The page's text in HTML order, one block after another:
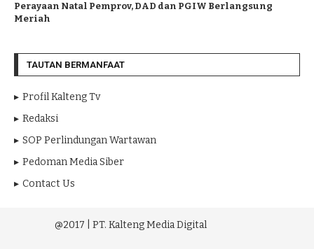
Perayaan Natal Pemprov, DAD dan PGIW Berlangsung
Meriah
TAUTAN BERMANFAAT
Profil Kalteng Tv
Redaksi
SOP Perlindungan Wartawan
Pedoman Media Siber
Contact Us
@2017 | PT. Kalteng Media Digital